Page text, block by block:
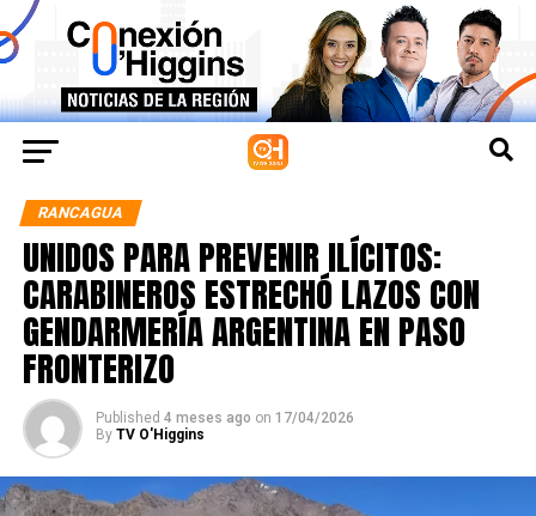
RANCAGUA
UNIDOS PARA PREVENIR ILÍCITOS:
CARABINEROS ESTRECHÓ LAZOS CON
GENDARMERÍA ARGENTINA EN PASO
FRONTERIZO
Published 4 meses ago on 17/04/2026
By TV O'Higgins